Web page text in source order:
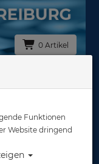
0 Artikel
verfügbar
Funktionen
Website dringend